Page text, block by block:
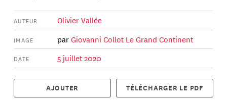
AUTEUR Olivier Vallée
IMAGE parGiovanni Collot Le Grand Continent
DATE 5 juillet 2020
AJOUTER TÉLÉCHARGER LE PDF